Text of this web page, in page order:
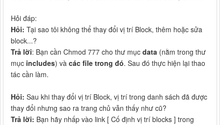
Hỏi đáp:
Hỏi: Tại sao tôi không thể thay đổi vị trí Block, thêm hoặc sửa
block...?
Trả lời: Bạn cần Chmod 777 cho thư mục data (nằm trong thư
mục includes) và các file trong đó. Sau đó thực hiện lại thao
tác cần làm.
Hỏi: Sau khi thay đổi vị trí Block, vị trí trong danh sách đã được
thay đổi nhưng sao ra trang chủ vẫn thấy như cũ?
Trả lời: Bạn hãy nhấp vào link [ Cố định vị trí blocks ] trong